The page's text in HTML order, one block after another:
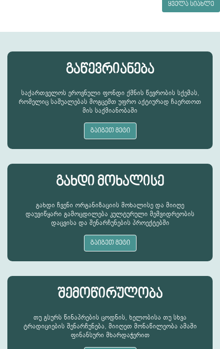
ყველა სიახლე
გაწევრიანება
საქართველოს ეროვნული ფონდი ქმნის წევრობის სქემას,
რომელიც საშუალებას მოგცემთ უფრო აქტიურად ჩაერთოთ
მის საქმიანობაში
გაიგეთ მეტი
გახდი მოხალისე
გახდი ჩვენი ორგანიზაციის მოხალისე და მიიღე
დაუვიწყარი გამოცდილება კულტურული მემვიდრეობის
დაცვისა და შენარჩუნების პროექტებში
გაიგეთ მეტი
შემოწირულობა
თუ გსურს წინაპრების ცოდნის, ხელობისა თუ სხვა
ტრადიციების შენარჩუნება, მიიღეთ მონაწილეობა ამაში
ფინანსური მხარდაჭერით